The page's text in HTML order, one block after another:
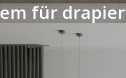
für